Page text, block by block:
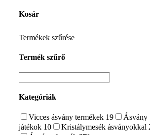
Kosár
Termékek szűrése
Termék szűrő
Kategóriák
Vicces ásvány termékek 19
Ásvány
játékok 10 Kristálymesék ásványokkal